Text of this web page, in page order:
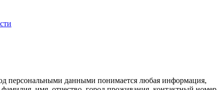
персональными данными понимается любая информация,